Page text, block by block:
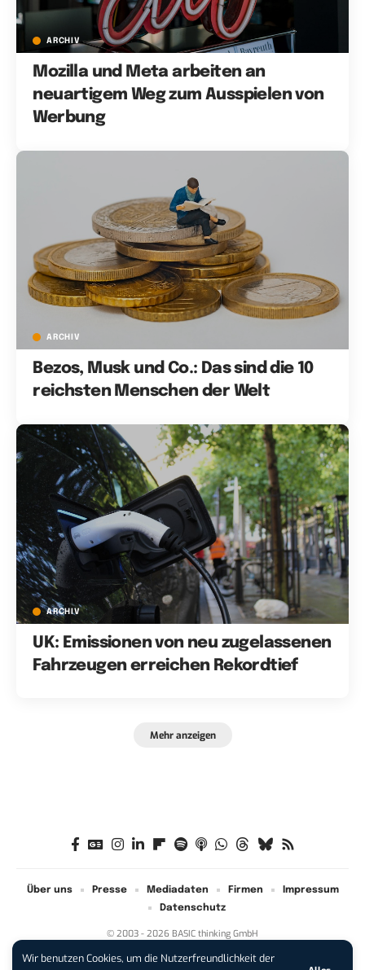
Wir benutzen Cookies, um die Nutzerfreundlichkeit der
ARCHIV
Mozilla und Meta arbeiten an
neuartigem Weg zum Ausspielen von
Werbung
ARCHIV
Bezos, Musk und Co.: Das sind die 10
reichsten Menschen der Welt
ARCHIV
UK: Emissionen von neu zugelassenen
Fahrzeugen erreichen Rekordtief
Mehr anzeigen
© 2003 - 2026 BASIC thinking GmbH
Über uns Presse Mediadaten Firmen
Impressum
Datenschutz